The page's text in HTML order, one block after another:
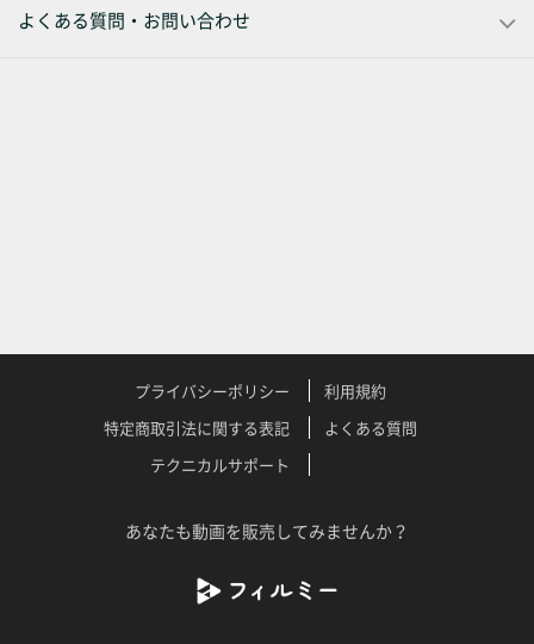
よくある質問・お問い合わせ
プライバシーポリシー
利用規約
特定商取引法に関する表記
よくある質問
テクニカルサポート
あなたも動画を販売してみませんか？